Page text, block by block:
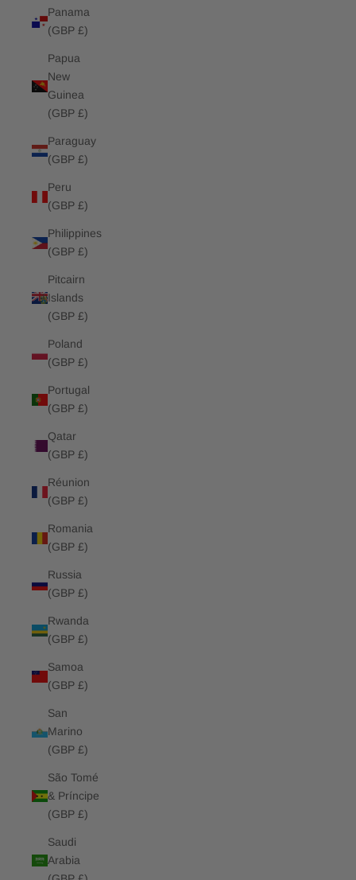
Panama
(GBP £)
Papua
New
Guinea
(GBP £)
Paraguay
(GBP £)
Peru
(GBP £)
Philippines
(GBP £)
Pitcairn
Islands
(GBP £)
Poland
(GBP £)
Portugal
(GBP £)
Qatar
(GBP £)
Réunion
(GBP £)
Romania
(GBP £)
Russia
(GBP £)
Rwanda
(GBP £)
Samoa
(GBP £)
San
Marino
(GBP £)
São Tomé
& Príncipe
(GBP £)
Saudi
Arabia